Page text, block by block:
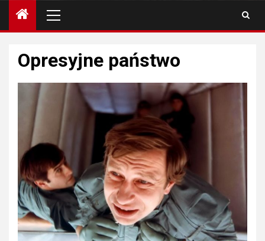
główne
Opresyjne państwo